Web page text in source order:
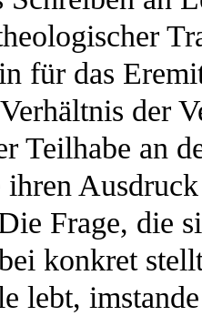
für das
der
Teilhabe an
ihren
Frage, die
konkret
lebt,